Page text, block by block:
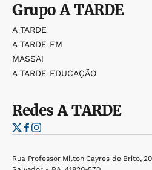
GrupoA TARDE
A TARDE
A TARDE FM
MASSA!
A TARDE EDUCAÇÃO
RedesA TARDE
Rua Professor Milton Cayres de Brito,